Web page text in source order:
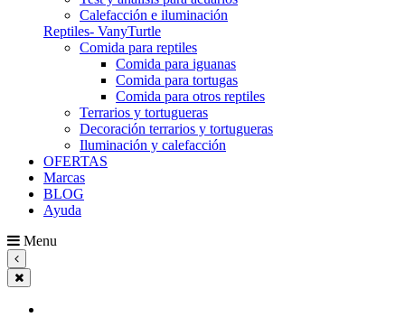
Calefacción e iluminación
Reptiles- VanyTurtle
Comida para reptiles
Comida para iguanas
Comida para tortugas
Comida para otros reptiles
Terrarios y tortugueras
Decoración terrarios y tortugueras
Iluminación y calefacción
OFERTAS
Marcas
BLOG
Ayuda
Menu